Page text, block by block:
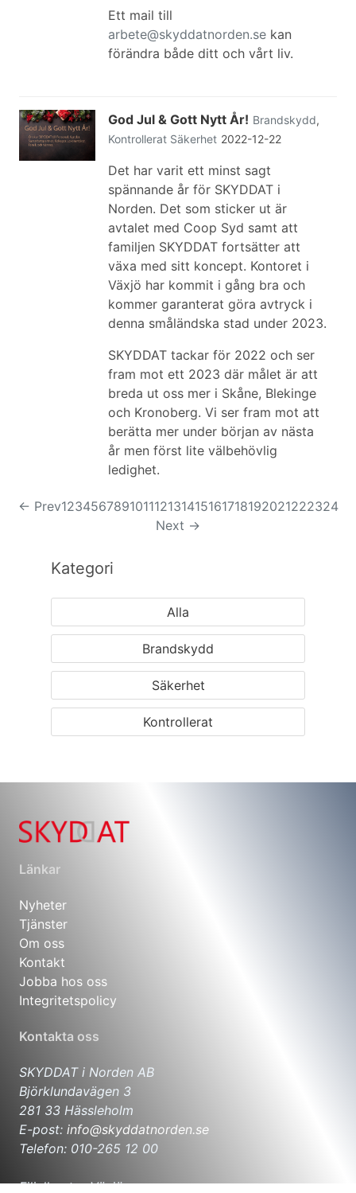
Ett mail till
arbete@skyddatnorden.se kan
förändra både ditt och vårt liv.
God Jul & Gott Nytt År! Brandskydd,
Kontrollerat Säkerhet 2022-12-22
Det har varit ett minst sagt
spännande år för SKYDDAT i
Norden. Det som sticker ut är
avtalet med Coop Syd samt att
familjen SKYDDAT fortsätter att
växa med sitt koncept. Kontoret i
Växjö har kommit i gång bra och
kommer garanterat göra avtryck i
denna småländska stad under 2023.
SKYDDAT tackar för 2022 och ser
fram mot ett 2023 där målet är att
breda ut oss mer i Skåne, Blekinge
och Kronoberg. Vi ser fram mot att
berätta mer under början av nästa
år men först lite välbehövlig
ledighet.
← Prev123456789101112131415161718192021222324
Next →
Kategori
Alla
Brandskydd
Säkerhet
Kontrollerat
Länkar
Nyheter
Tjänster
Om oss
Kontakt
Jobba hos oss
Integritetspolicy
Kontakta oss
SKYDDAT i Norden AB
Björklundavägen 3
281 33 Hässleholm
E-post: info@skyddatnorden.se
Telefon: 010-265 12 00
Filialkontor Växjö